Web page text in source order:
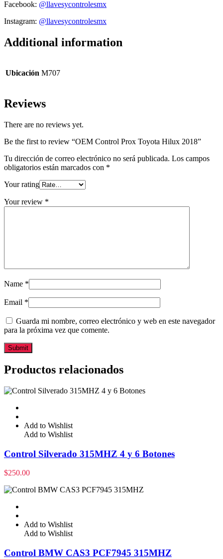
Facebook: @llavesycontrolesmx
Instagram: @llavesycontrolesmx
Additional information
Ubicación M707
Reviews
There are no reviews yet.
Be the first to review “OEM Control Prox Toyota Hilux 2018”
Tu dirección de correo electrónico no será publicada. Los campos
obligatorios están marcados con *
Your rating
Your review *
Name *
Email *
Guarda mi nombre, correo electrónico y web en este navegador
para la próxima vez que comente.
Productos relacionados
Add to Wishlist
Add to Wishlist
Control Silverado 315MHZ 4 y 6 Botones
$250.00
Add to Wishlist
Add to Wishlist
Control BMW CAS3 PCF7945 315MHZ